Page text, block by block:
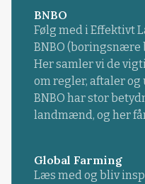
BNBO
Følg med i Effektivt
BNBO (boringsnære
Her samler vi de
om regler, aftaler
BNBO har stor
landmænd, og her
Global Farming
Læs med og bliv